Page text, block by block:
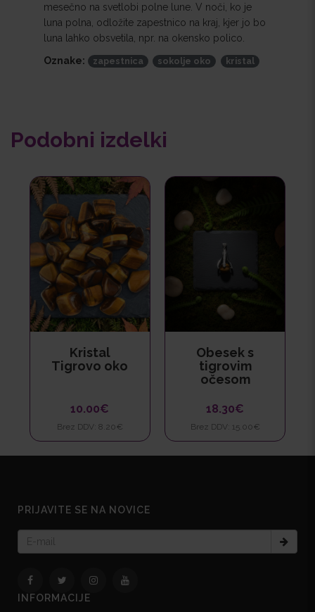
mesečno na svetlobi polne lune. V noči, ko je
luna polna, odložite zapestnico na kraj, kjer jo bo
luna lahko obsvetila, npr. na okensko polico.
Oznake:
zapestnica sokolje oko kristal
Podobni izdelki
Kristal
Tigrovo oko
10.00€
Brez DDV: 8.20€
Obesek s
tigrovim
očesom
18.30€
Brez DDV: 15.00€
PRIJAVITE SE NA NOVICE
INFORMACIJE